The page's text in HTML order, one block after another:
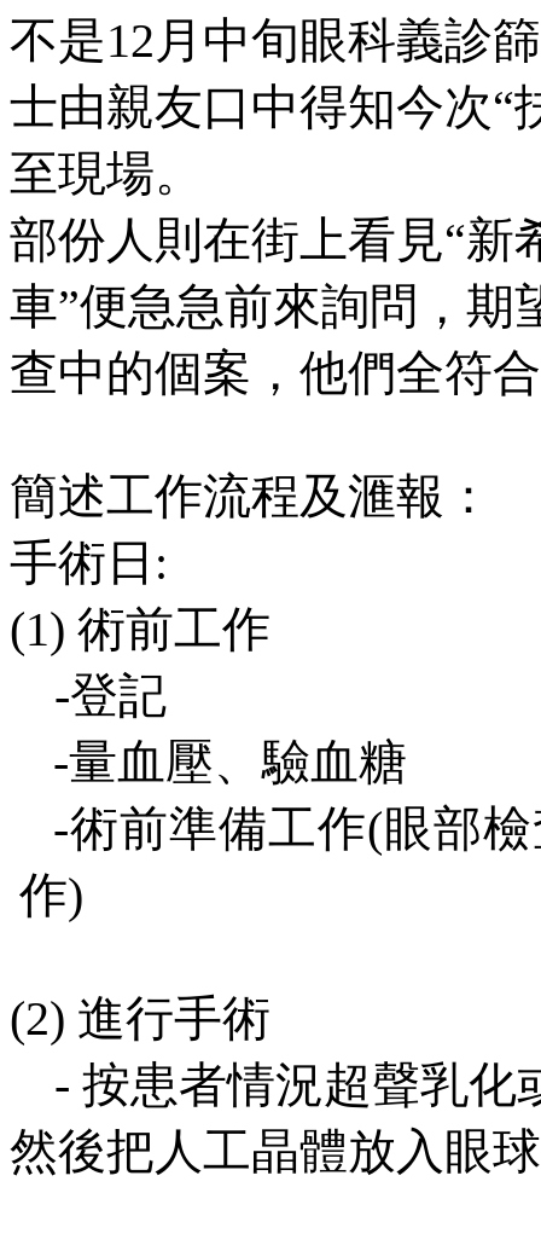
不是12 月中旬眼科義診
士由親友口中得知今次“
至現場。
部份人則在街上看見“新
車”便急急前來詢問，期
查中的個案，他們全符
簡述工作流程及滙報：
手術日 :
(1) 術前工作
-登記
-量血壓、驗血糖
-術前準備工作(眼部
作)
(2) 進行手術
-按患者情況超聲乳化
然後把人工晶體放入眼球